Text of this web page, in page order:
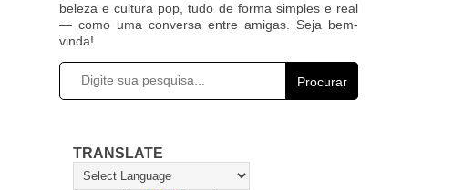
beleza e cultura pop, tudo de forma simples e real
— como uma conversa entre amigas. Seja bem-
vinda!
Procurar
TRANSLATE